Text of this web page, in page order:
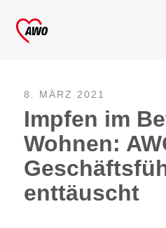
8. MÄRZ 2021
Impfen im
Wohnen:
enttäuscht